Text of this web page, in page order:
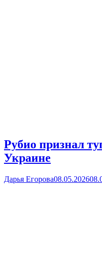
Рубио признал
Украине
Дарья Егорова08.05.2026